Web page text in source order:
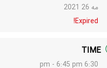
مه 26 2021
Expired!
TIME
6:30 pm - 6:45 pm